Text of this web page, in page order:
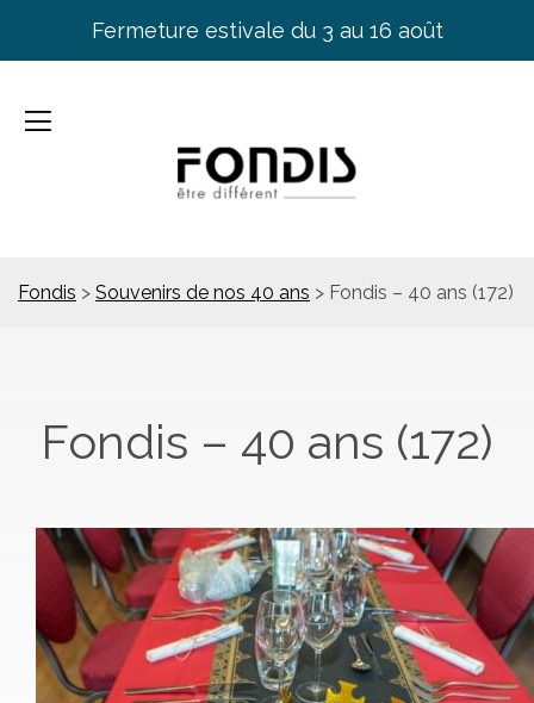
Fermeture estivale du 3 au 16 août
Fondis > Souvenirs de nos 40 ans > Fondis – 40 ans (172)
Fondis – 40 ans (172)